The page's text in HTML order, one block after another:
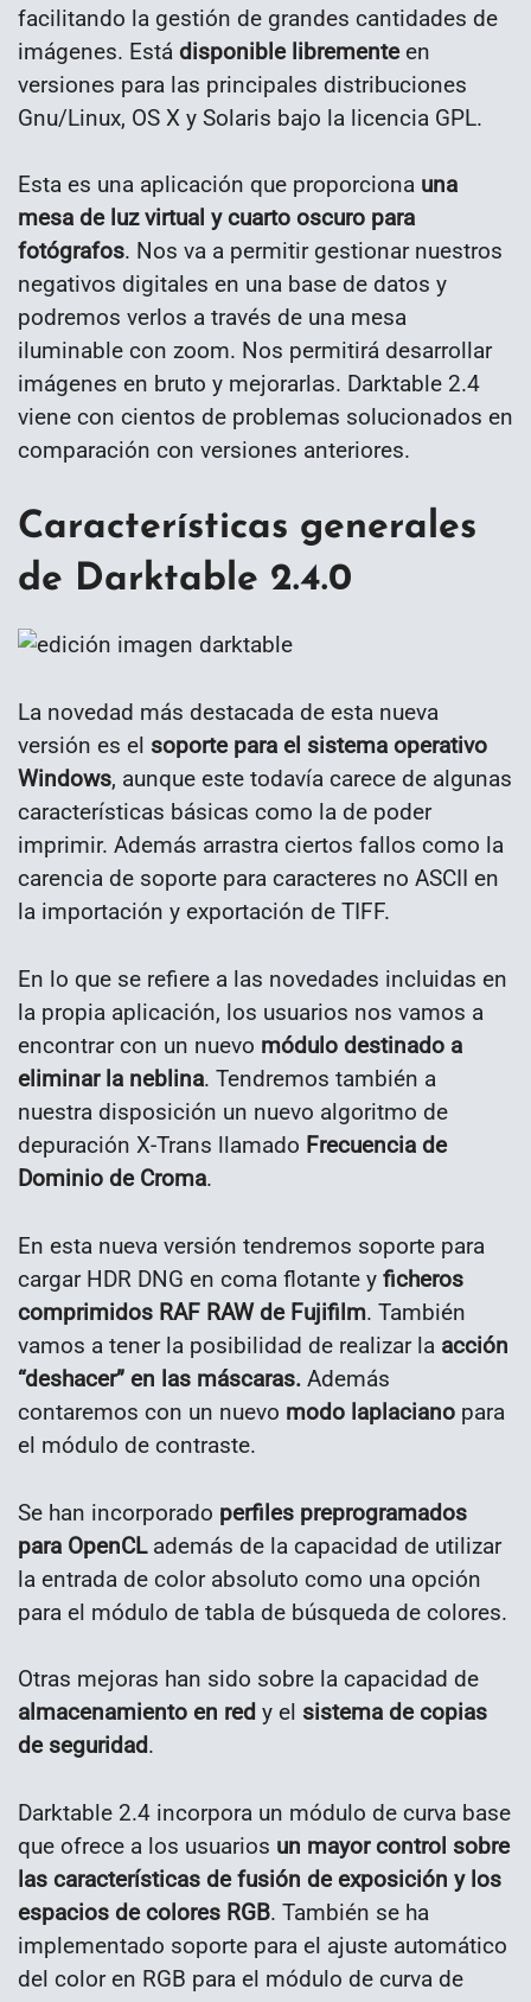
facilitando la gestión de grandes cantidades de
imágenes. Está disponible librementeen
versiones para las principales distribuciones
Gnu/Linux, OS X y Solaris bajo la licencia GPL.
Esta es una aplicación que proporciona una
mesa de luz virtual y cuarto oscuro para
fotógrafos. Nos va a permitir gestionar nuestros
negativos digitales en una base de datos y
podremos verlos a través de una mesa
iluminable con zoom. Nos permitirá desarrollar
imágenes en bruto y mejorarlas. Darktable 2.4
viene con cientos de problemas solucionados en
comparación con versiones anteriores.
Características generales
de Darktable 2.4.0
La novedad más destacada de esta nueva
versión es el soporte para el sistema operativo
Windows, aunque este todavía carece de algunas
características básicas como la de poder
imprimir. Además arrastra ciertos fallos como la
carencia de soporte para caracteres no ASCII en
la importación y exportación de TIFF.
En lo que se refiere a las novedades incluidas en
la propia aplicación, los usuarios nos vamos a
encontrar con un nuevo módulo destinado a
eliminar la neblina. Tendremos también a
nuestra disposición un nuevo algoritmo de
depuración X-Trans llamado Frecuencia de
Dominio de Croma.
En esta nueva versión tendremos soporte para
cargar HDR DNG en coma flotante y ficheros
comprimidos RAF RAW de Fujifilm. También
vamos a tener la posibilidad de realizar la acción
“deshacer” en las máscaras. Además
contaremos con un nuevo modo laplaciano para
el módulo de contraste.
Se han incorporado perfiles preprogramados
para OpenCLademás de la capacidad de utilizar
la entrada de color absoluto como una opción
para el módulo de tabla de búsqueda de colores.
Otras mejoras han sido sobre la capacidad de
almacenamiento en red y el sistema de copias
de seguridad.
Darktable 2.4 incorpora un módulo de curva base
que ofrece a los usuarios un mayor control sobre
las características de fusión de exposición y los
espacios de colores RGB. También se ha
implementado soporte para el ajuste automático
del color en RGB para el módulo de curva de